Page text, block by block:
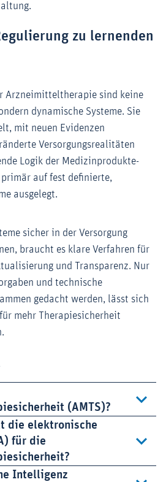
zu lernenden
Arzneimitteltherapie sind keine
dynamische Systeme. Sie
mit neuen Evidenzen
Versorgungsrealitäten
Logik der Medizinprodukte-
auf fest definierte,
ausgelegt.
sicher in der Versorgung
braucht es klare Verfahren für
und Transparenz. Nur
und technische
gedacht werden, lässt sich
mehr Therapiesicherheit
(AMTS)?
die elektronische
für die
Intelligenz